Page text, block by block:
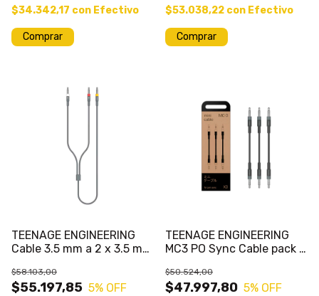
$34.342,17 con Efectivo $53.038,22 con Efectivo
TEENAGE ENGINEERING
Cable 3.5 mm a 2 x 3.5 mm
$55.197,85
$58.103,00
5% OFF
TEENAGE ENGINEERING
MC3 PO Sync Cable pack x
$47.997,80
$50.524,00
5% OFF